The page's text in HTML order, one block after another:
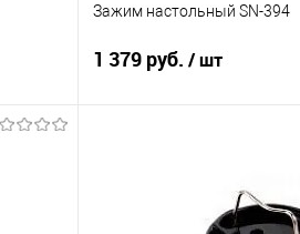
Зажим настольный SN-394
1 379 руб. / шт